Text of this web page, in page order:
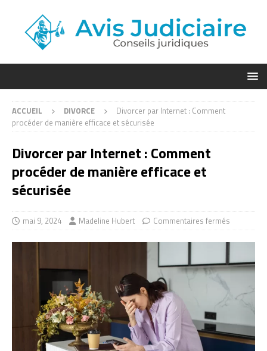
ACCUEIL DIVORCE
Divorcer par Internet : Comment
procéder de manière efficace et sécurisée
Divorcer par Internet : Comment
procéder de manière efficace et
sécurisée
mai 9, 2024 Madeline Hubert Commentaires fermés